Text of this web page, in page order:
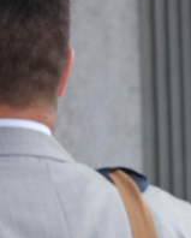
donijeti ekstremne
Share